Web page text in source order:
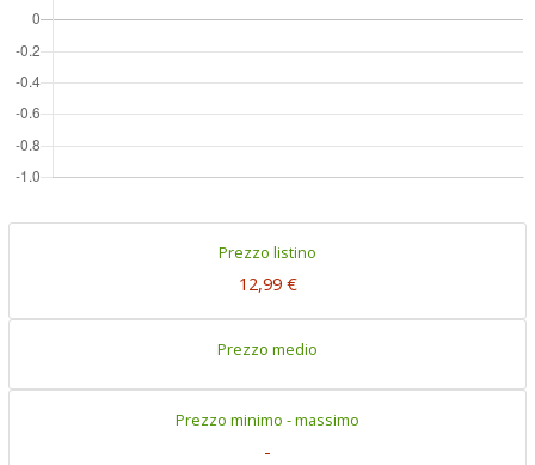
Prezzo listino
12,99 €
Prezzo medio
Prezzo minimo - massimo
-